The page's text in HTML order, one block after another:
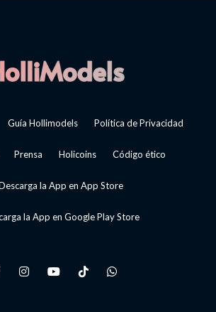
Guía Hollimodels Política de Privacidad
Prensa Holicoins Código ético
la App en App Store
la App en Google Play Store